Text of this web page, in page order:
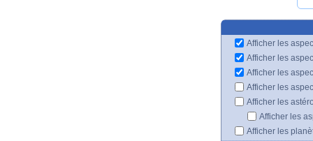
Afficher les
Afficher les
Afficher les
Afficher les
Afficher les
Afficher les
Afficher les